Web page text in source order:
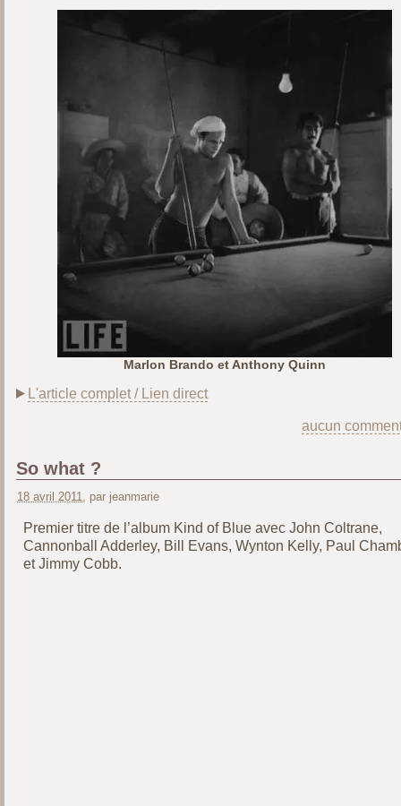
Marlon Brando et Anthony Quinn
L'article complet / Lien direct
aucun
So what ?
18 avril 2011, par jeanmarie
Premier titre de l’album Kind of Blue avec John Coltrane,
Cannonball Adderley, Bill Evans, Wynton Kelly, Paul
et Jimmy Cobb.